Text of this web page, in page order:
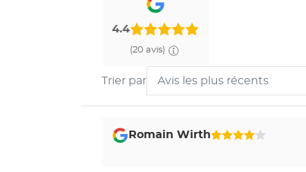
4.4
(20 avis)
Trier par
Avis les plus récents
avis
Romain Wirth4